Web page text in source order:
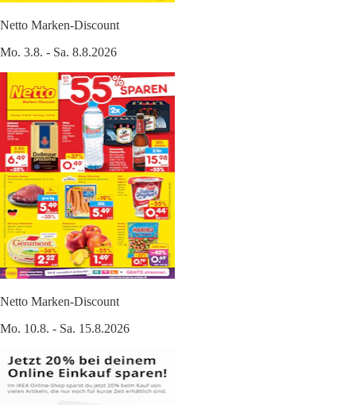
Netto Marken-Discount
Mo. 3.8. - Sa. 8.8.2026
Netto Marken-Discount
Mo. 10.8. - Sa. 15.8.2026